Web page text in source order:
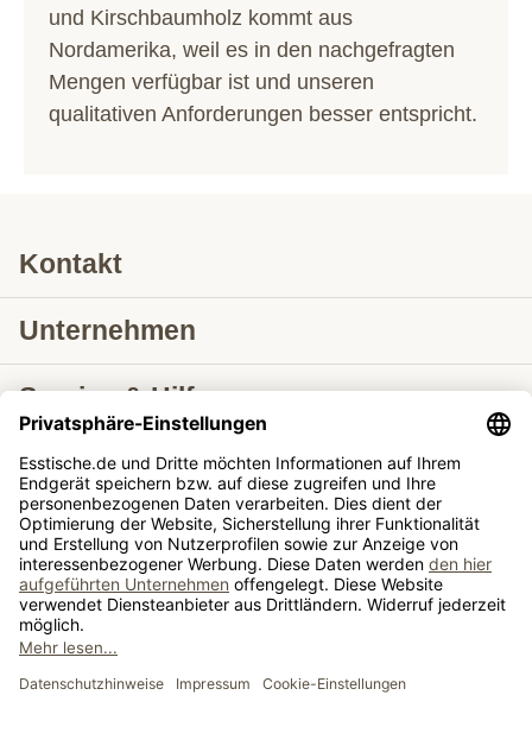
und Kirschbaumholz kommt aus
Nordamerika, weil es in den nachgefragten
Mengen verfügbar ist und unseren
qualitativen Anforderungen besser entspricht.
Kontakt
Unternehmen
Service & Hilfe
Lieferung nach
Tische ausziehbar
Tische